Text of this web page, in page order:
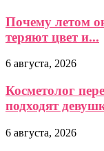
Почему летом
теряют цвет и...
6 августа, 2026
Косметолог
подходят
6 августа, 2026